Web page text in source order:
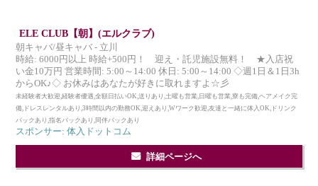
ELE CLUB【朝】(エルクラブ)
朝キャバ/昼キャバ - 立川
時給: 6000円以上 時給+500円！ 迎え・託児施設無料！ ★入店祝
い金10万円 営業時間: 5:00～14:00 休日: 5:00～14:00 ◇週1日＆1日3h
からOK♪◇ お休みはあなたが好きに取れますよ☆彡
未経験者大歓迎,経験者優遇,全額日払いOK,送りあり,土曜も営業,日曜も営業,寮も完備,ヘアメイク完
備,ドレスレンタルあり,3時間以内の勤務OK,迎えあり,Wワーク歓迎,友達と一緒に体入OK,ドリンク
バックあり,指名バックあり,同伴バックあり
スポンサー: 体入ドットコム
詳細ページへ